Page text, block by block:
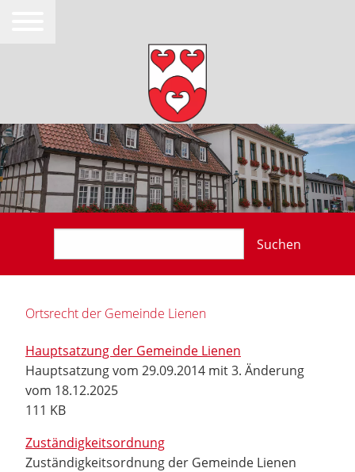
Suchen
Ortsrecht der Gemeinde Lienen
Hauptsatzung der Gemeinde Lienen
Hauptsatzung vom 29.09.2014 mit 3. Änderung
vom 18.12.2025
111 KB
Zuständigkeitsordnung
Zuständigkeitsordnung der Gemeinde Lienen